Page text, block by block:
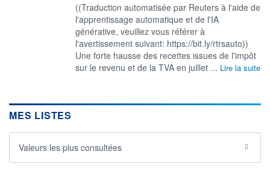
((Traduction automatisée par Reuters à l'aide de
l'apprentissage automatique et de l'IA
générative, veuillez vous référer à
l'avertissement suivant: https://bit.ly/rtrsauto))
Une forte hausse des recettes issues de l'impôt
sur le revenu et de la TVA en juillet ... Lire la suite
MES LISTES
Valeurs les plus consultées